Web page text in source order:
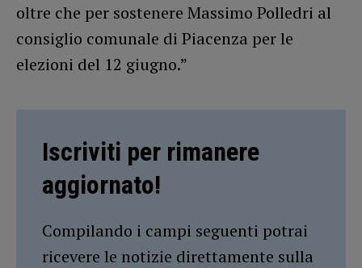
oltre che per sostenere Massimo Polledri al
consiglio comunale di Piacenza per le
elezioni del 12 giugno.”
Iscriviti per rimanere
aggiornato!
Compilando i campi seguenti potrai
ricevere le notizie direttamente sulla